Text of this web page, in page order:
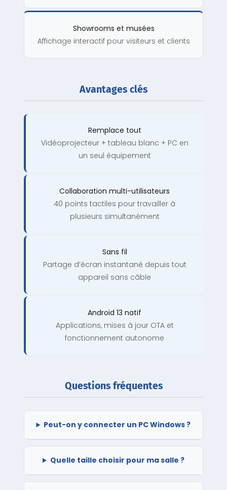
Showrooms et musées
Affichage interactif pour visiteurs et clients
Avantages clés
Remplace tout
Vidéoprojecteur + tableau blanc + PC en
un seul équipement
Collaboration multi-utilisateurs
40 points tactiles pour travailler à
plusieurs simultanément
Sans fil
Partage d’écran instantané depuis tout
appareil sans câble
Android 13 natif
Applications, mises à jour OTA et
fonctionnement autonome
Questions fréquentes
Peut-on y connecter un PC Windows ?
Quelle taille choisir pour ma salle ?